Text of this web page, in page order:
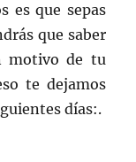
es que sepas
que saber
motivo de tu
te dejamos
días:.